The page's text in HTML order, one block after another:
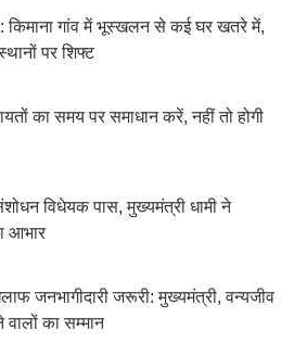
किमाना गांव में भूस्खलन से कई घर खतरे में,
पर शिफ्ट
का समय पर समाधान करें, नहीं तो होगी
विधेयक पास, मुख्यमंत्री धामी ने
आभार
जनभागीदारी जरूरी: मुख्यमंत्री, वन्यजीव
वालों का सम्मान